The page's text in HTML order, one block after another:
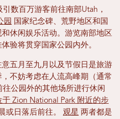
引数百万游客前往南部Utah，
园
国家纪念碑、荒野地区和国
休闲娱乐活动。游览南部地区
验将贯穿国家公园内外。
五月至九月以及节假日是旅游
不妨考虑在人流高峰期（通常
公园外的其他场所进行休闲
于 Zion National Park 附近的步
或日落后前往。 观星 两者都是